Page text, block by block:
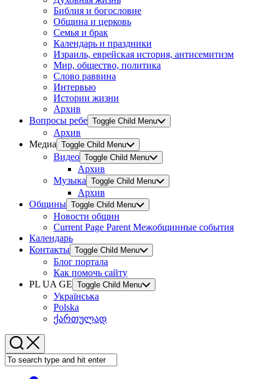
Библия и богословие
Община и церковь
Семья и брак
Календарь и праздники
Израиль, еврейская история, антисемитизм
Мир, общество, политика
Слово раввина
Интервью
Истории жизни
Архив
Вопросы ребе Toggle Child Menu
Архив
Медиа Toggle Child Menu
Видео Toggle Child Menu
Архив
Музыка Toggle Child Menu
Архив
Общины Toggle Child Menu
Новости общин
Current Page Parent Межобщинные события
Календарь
Контакты Toggle Child Menu
Блог портала
Как помочь сайту
PL UA GE Toggle Child Menu
Українська
Polska
ქართულად